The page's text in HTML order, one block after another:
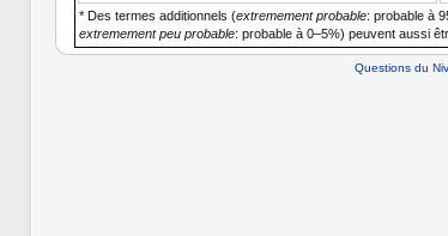
* Des termes additionnels (extremement probable: probable à
extremement peu probable: probable à 0–5%) peuvent aussi
Questions du